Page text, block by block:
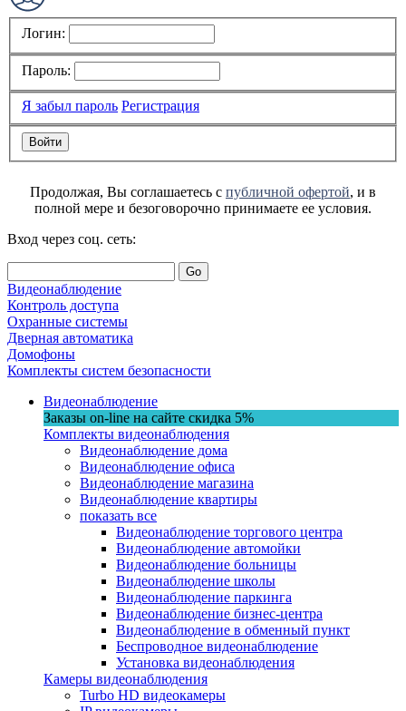
Логин:
Пароль:
Я забыл пароль Регистрация
Продолжая, Вы соглашаетесь с публичной офертой, и в
полной мере и безоговорочно принимаете ее условия.
Вход через соц. сеть:
Go
Видеонаблюдение
Контроль доступа
Охранные системы
Дверная автоматика
Домофоны
Комплекты систем безопасности
Видеонаблюдение
Заказы on-line на сaйте скидка 5%
Комплекты видеонаблюдения
Видеонаблюдение дома
Видеонаблюдение офиса
Видеонаблюдение магазина
Видеонаблюдение квартиры
показать все
Видеонаблюдение торгового центра
Видеонаблюдение автомойки
Видеонаблюдение больницы
Видеонаблюдение школы
Видеонаблюдение паркинга
Видеонаблюдение бизнес-центра
Видеонаблюдение в обменный пункт
Беспроводное видеонаблюдение
Установка видеонаблюдения
Камеры видеонаблюдения
Turbo HD видеокамеры